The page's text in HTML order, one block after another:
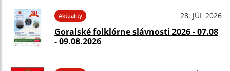
Aktuality 28. JÚL 2026
Goralské folklórne slávnosti 2026 - 07.08
- 09.08.2026